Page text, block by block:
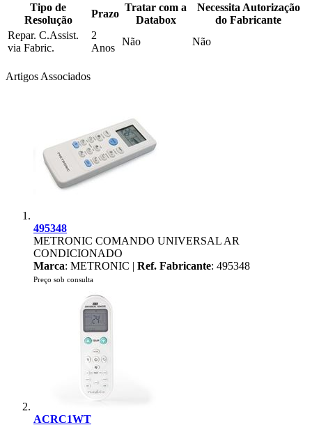
Tipo de
Resolução
Prazo
Tratar com a
Databox
Necessita Autorização
do Fabricante
Repar. C.Assist.
via Fabric.
2
Anos
Não Não
Artigos Associados
495348
METRONIC COMANDO UNIVERSAL AR
CONDICIONADO
Marca: METRONIC | Ref. Fabricante: 495348
Preço sob consulta
ACRC1WT